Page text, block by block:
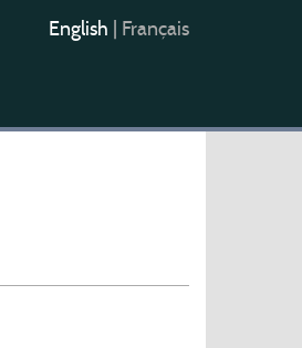
English Français